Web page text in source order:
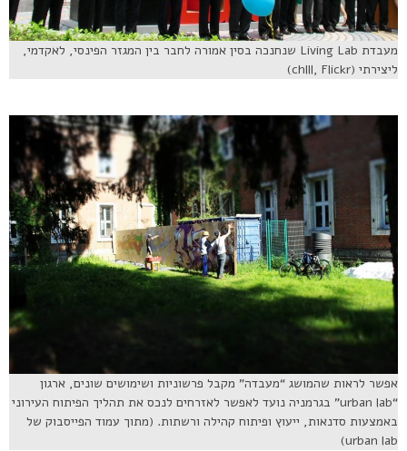
מעבדת Living Lab שנחנכה בסין אמורה לחבר בין המגזר הפינסי, לאקדמי,
ליצירתי (chlll, Flickr)
אפשר לראות שהמושג “מעבדה” מקבל פרשוניות ושימושים שונים, ארגון
“urban lab” בגרמניה נועד לאפשר לאזרחים לנכס את תהליך הפיתוח העירוני
באמצעות סדנאות, ייעוץ ופיתוח קהילה ורשתות. (מתוך עמוד הפייסבוק של
urban lab)